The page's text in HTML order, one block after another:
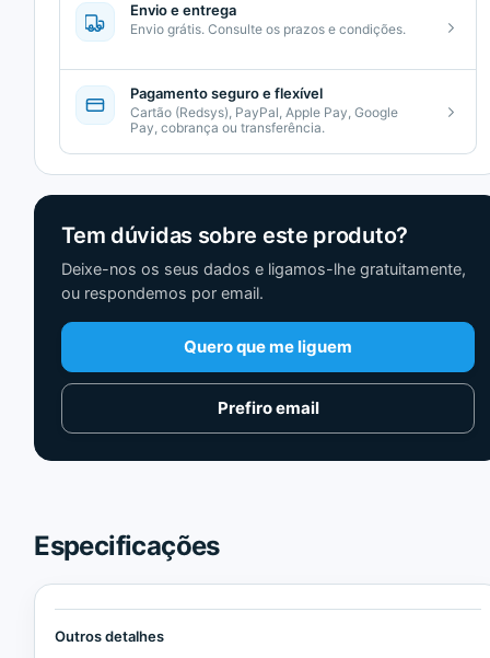
Envio e entrega
Envio grátis. Consulte os prazos e condições.
Pagamento seguro e flexível
Cartão (Redsys), PayPal, Apple Pay, Google
Pay, cobrança ou transferência.
Tem dúvidas sobre este produto?
Deixe-nos os seus dados e ligamos-lhe gratuitamente,
ou respondemos por email.
Quero que me liguem
Prefiro email
Especificações
Outros detalhes